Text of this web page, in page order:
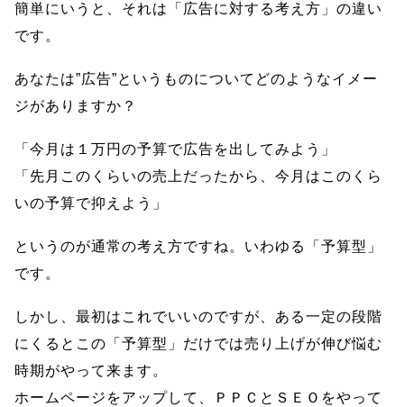
簡単にいうと、それは「広告に対する考え方」の違い
です。
あなたは”広告”というものについてどのようなイメー
ジがありますか？
「今月は１万円の予算で広告を出してみよう」
「先月このくらいの売上だったから、今月はこのくら
いの予算で抑えよう」
というのが通常の考え方ですね。いわゆる「予算型」
です。
しかし、最初はこれでいいのですが、ある一定の段階
にくるとこの「予算型」だけでは売り上げが伸び悩む
時期がやって来ます。
ホームページをアップして、ＰＰＣとＳＥＯをやって